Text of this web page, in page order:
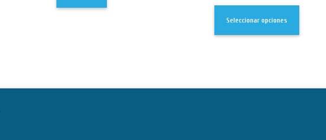
Seleccionar opciones